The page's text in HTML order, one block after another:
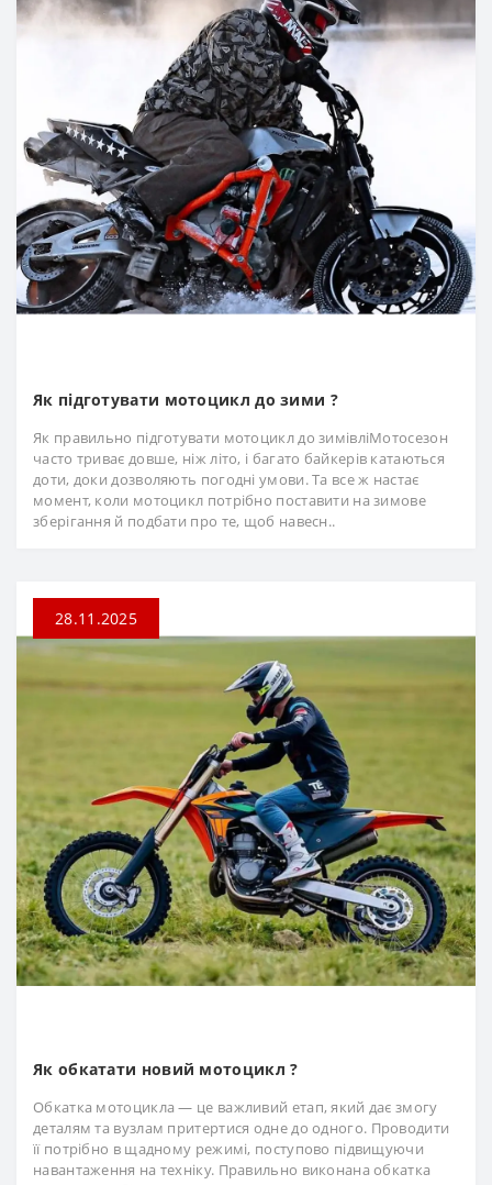
Як підготувати мотоцикл до зими ?
Як правильно підготувати мотоцикл до зимівліМотосезон
часто триває довше, ніж літо, і багато байкерів катаються
доти, доки дозволяють погодні умови. Та все ж настає
момент, коли мотоцикл потрібно поставити на зимове
зберігання й подбати про те, щоб навесн..
28.11.2025
Як обкатати новий мотоцикл ?
Обкатка мотоцикла — це важливий етап, який дає змогу
деталям та вузлам притертися одне до одного. Проводити
її потрібно в щадному режимі, поступово підвищуючи
навантаження на техніку. Правильно виконана обкатка